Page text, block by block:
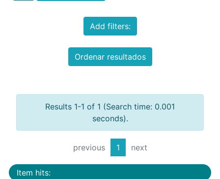
Add filters:
Ordenar resultados
Results 1-1 of 1 (Search time: 0.001
seconds).
previous 1 next
Item hits: